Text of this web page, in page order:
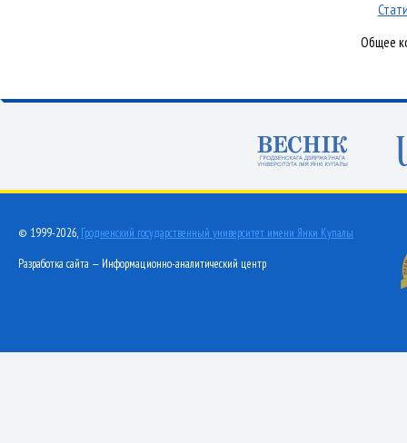
Общее
© 1999-2026, Гродненский государственный университет имени Янки Купалы
Разработка сайта — Информационно-аналитический центр